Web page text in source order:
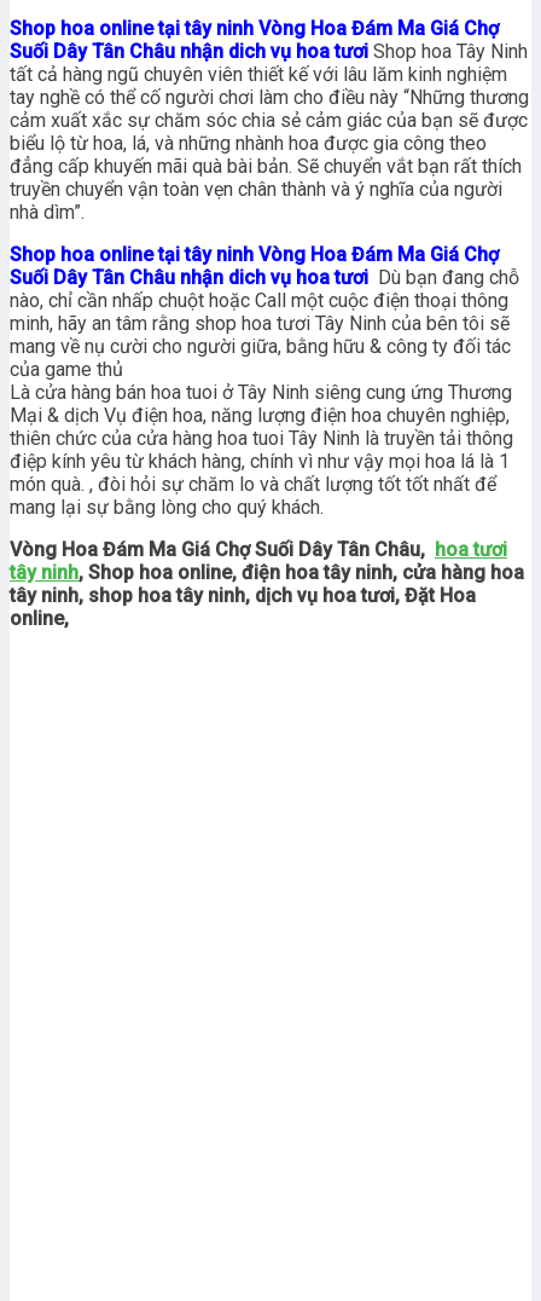
Shop hoa online tại tây ninh Vòng Hoa Đám Ma Giá Chợ
Suối Dây Tân Châu nhận dich vụ hoa tươi Shop hoa Tây Ninh
tất cả hàng ngũ chuyên viên thiết kế với lâu lăm kinh nghiệm
tay nghề có thể cố người chơi làm cho điều này “Những thương
cảm xuất xắc sự chăm sóc chia sẻ cảm giác của bạn sẽ được
biểu lộ từ hoa, lá, và những nhành hoa được gia công theo
đẳng cấp khuyến mãi quà bài bản. Sẽ chuyển vắt bạn rất thích
truyền chuyển vận toàn vẹn chân thành và ý nghĩa của người
nhà dìm”.
Shop hoa online tại tây ninh Vòng Hoa Đám Ma Giá Chợ
Suối Dây Tân Châu nhận dich vụ hoa tươi Dù bạn đang chỗ
nào, chỉ cần nhấp chuột hoặc Call một cuộc điện thoại thông
minh, hãy an tâm rằng shop hoa tươi Tây Ninh của bên tôi sẽ
mang về nụ cười cho người giữa, bằng hữu & công ty đối tác
của game thủ
Là cửa hàng bán hoa tuoi ở Tây Ninh siêng cung ứng Thương
Mại & dịch Vụ điện hoa, năng lượng điện hoa chuyên nghiệp,
thiên chức của cửa hàng hoa tuoi Tây Ninh là truyền tải thông
điệp kính yêu từ khách hàng, chính vì như vậy mọi hoa lá là 1
món quà. , đòi hỏi sự chăm lo và chất lượng tốt tốt nhất để
mang lại sự bằng lòng cho quý khách.
Vòng Hoa Đám Ma Giá Chợ Suối Dây Tân Châu, hoa tươi
tây ninh, Shop hoa online, điện hoa tây ninh, cửa hàng hoa
tây ninh, shop hoa tây ninh, dịch vụ hoa tươi, Đặt Hoa
online,